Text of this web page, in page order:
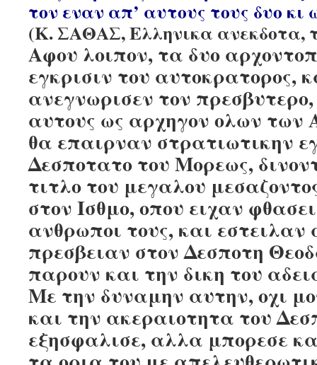
τον εναν απ’ αυτους τους δυο
(Κ. ΣΑΘΑΣ, Ελληνικα ανεκδοτα,
Αφου λοιπον, τα δυο
εγκρισιν του αυτοκρατορος,
ανεγνωρισεν τον
αυτους ως αρχηγον ολων των
θα επαιρναν στρατιωτικην
Δεσποτατο του Μορεως,
τιτλο του μεγαλου
στον Ισθμο, οπου ειχαν
ανθρωποι τους, και εστειλαν
πρεσβειαν στον Δεσποτη
παρουν και την δικη του
Με την δυναμην αυτην, οχι
και την ακεραιοτητα του
εξησφαλισε, αλλα μπορεσε